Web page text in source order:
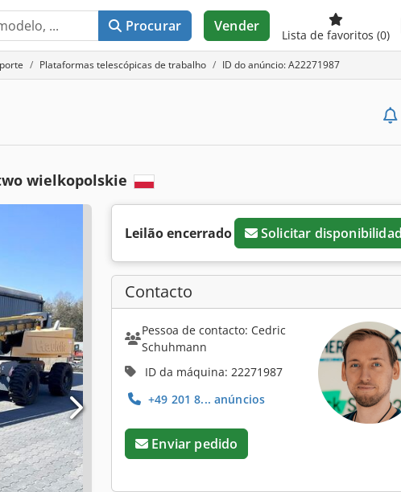
Procurar Vender
Lista de favoritos (0)
Plataformas telescópicas de trabalho ID do anúncio: A22271987
wielkopolskie
Leilão encerrado Solicitar
Contacto
Pessoa de contacto: Cedric
Schuhmann
ID da máquina: 22271987
+49 201 8... anúncios
Enviar pedido